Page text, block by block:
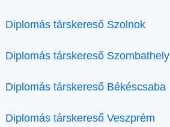
Diplomás társkereső Szolnok
Diplomás társkereső Szombathely
Diplomás társkereső Békéscsaba
Diplomás társkereső Veszprém